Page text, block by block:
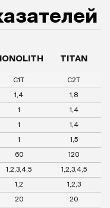
TITAN
С1Т С2Т
1,4 1,8
1 1,4
1 1,4
1 1,5
60 120
1,2,3,4,5 1,2,3,4,5
1,2 1,2,3
20 20